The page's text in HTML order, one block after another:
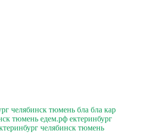
челябинск тюмень бла бла кар
тюмень едем.рф ектеринбург
челябинск тюмень